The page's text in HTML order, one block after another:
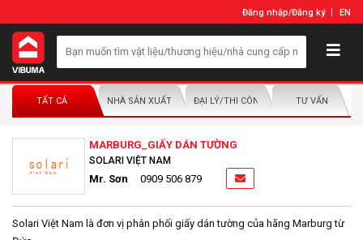
Đăng nhập/Đăng ký EN
TẤT CẢ NHÀ SẢN XUẤT/NHÀ PHÂN PHỐIĐẠI LÝ/THI CÔNG LẮP ĐẶTTƯ VẤN
MARBURG_GIẤY DÁN TƯỜNG
SOLARI VIỆT NAM
Mr. Sơn 0909 506 879
Solari Việt Nam là đơn vị phân phối giấy dán tường của hãng Marburg từ